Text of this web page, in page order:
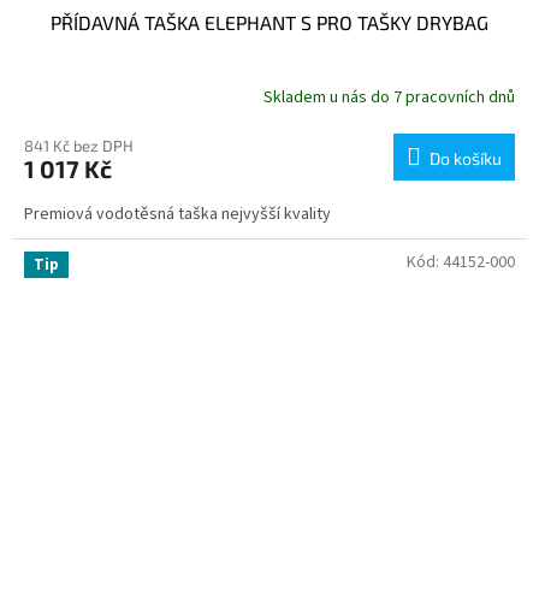
PŘÍDAVNÁ TAŠKA ELEPHANT S PRO TAŠKY DRYBAG
Skladem u nás do 7 pracovních dnů
841 Kč bez DPH
1 017 Kč Do košíku
Premiová vodotěsná taška nejvyšší kvality
Tip Kód: 44152-000